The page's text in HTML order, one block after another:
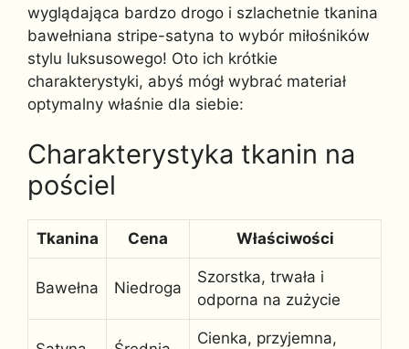
wyglądająca bardzo drogo i szlachetnie tkanina
bawełniana stripe-satyna to wybór miłośników
stylu luksusowego! Oto ich krótkie
charakterystyki, abyś mógł wybrać materiał
optymalny właśnie dla siebie:
Charakterystyka tkanin na
pościel
Tkanina Cena Właściwości
Bawełna Niedroga
Szorstka, trwała i
odporna na zużycie
Cienka, przyjemna,